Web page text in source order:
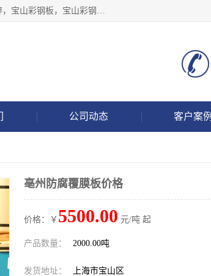
上海轩本实业有限公司于2017年注册地位于上海市宝山区，主要经营产品有：宝山彩钢卷，宝山镀铝锌，宝山彩钢板，宝山彩钢瓦等产品的生产和销售。
公司动态 客户案例
亳州防腐覆膜板价格
价格：￥ 5500.00 元/吨 起
产品数量： 2000.00吨
发货地址： 上海市宝山区